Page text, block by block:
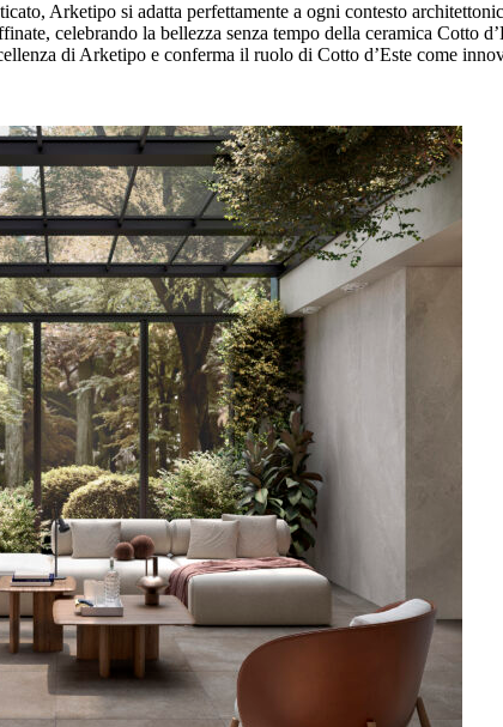
Arketipo si adatta perfettamente a ogni contesto
celebrando la bellezza senza tempo della ceramica Cotto
di Arketipo e conferma il ruolo di Cotto d’Este come